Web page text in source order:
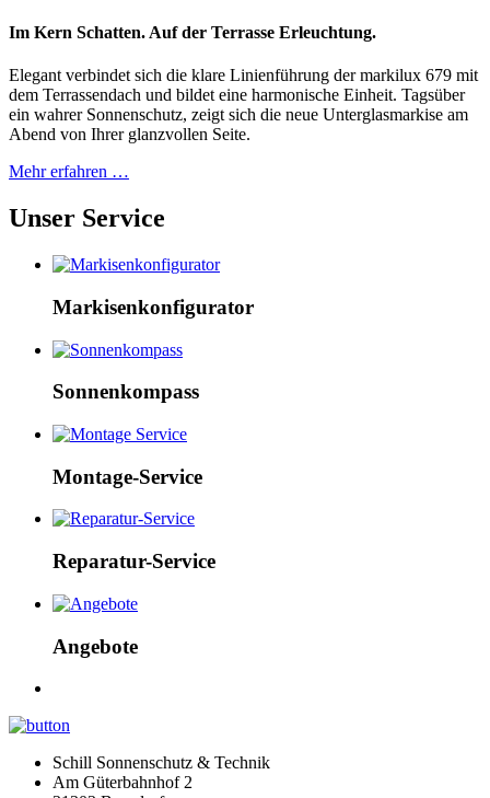
Im Kern Schatten. Auf der Terrasse Erleuchtung.
Elegant verbindet sich die klare Linienführung der markilux 679 mit
dem Terrassendach und bildet eine harmonische Einheit. Tagsüber
ein wahrer Sonnenschutz, zeigt sich die neue Unterglasmarkise am
Abend von Ihrer glanzvollen Seite.
Mehr erfahren …
Unser Service
Markisen­konfigurator
Sonnenkompass
Montage-Service
Reparatur-Service
Angebote
Schill Sonnenschutz & Technik
Am Güterbahnhof 2